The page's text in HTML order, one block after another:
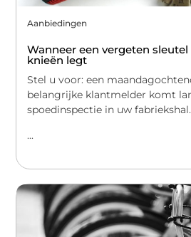
Aanbiedingen
Wanneer een vergeten sleutel
knieën legt
Stel u voor: een
belangrijke klantmelder komt
spoedinspectie in uw
...